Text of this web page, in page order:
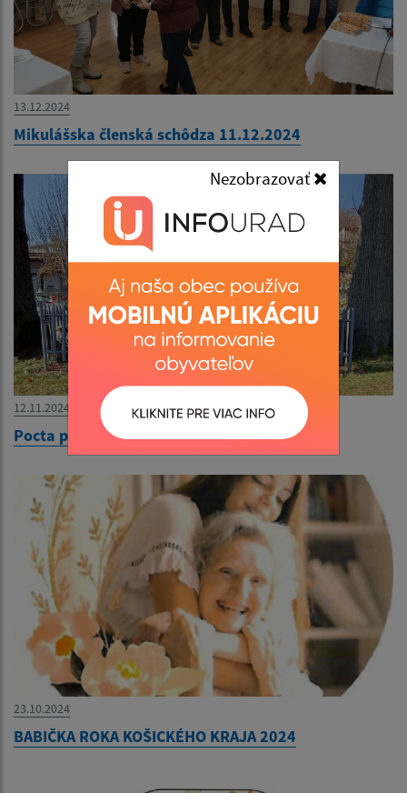
Nezobrazovať
13.12.2024
Mikulášska členská schôdza 11.12.2024
12.11.2024
Pocta padlým 11.11.2024
23.10.2024
BABIČKA ROKA KOŠICKÉHO KRAJA 2024